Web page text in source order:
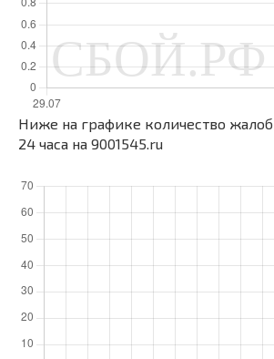
Ниже на графике количество жалоб
24 часа на 9001545.ru